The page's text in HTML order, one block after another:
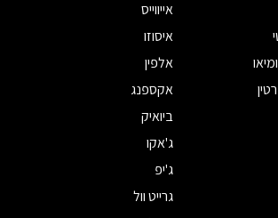
אייווייס
איסוזו
אלפין
אקספנג
ביואיק
ג'אקו
ג'יפ
גרייט וול